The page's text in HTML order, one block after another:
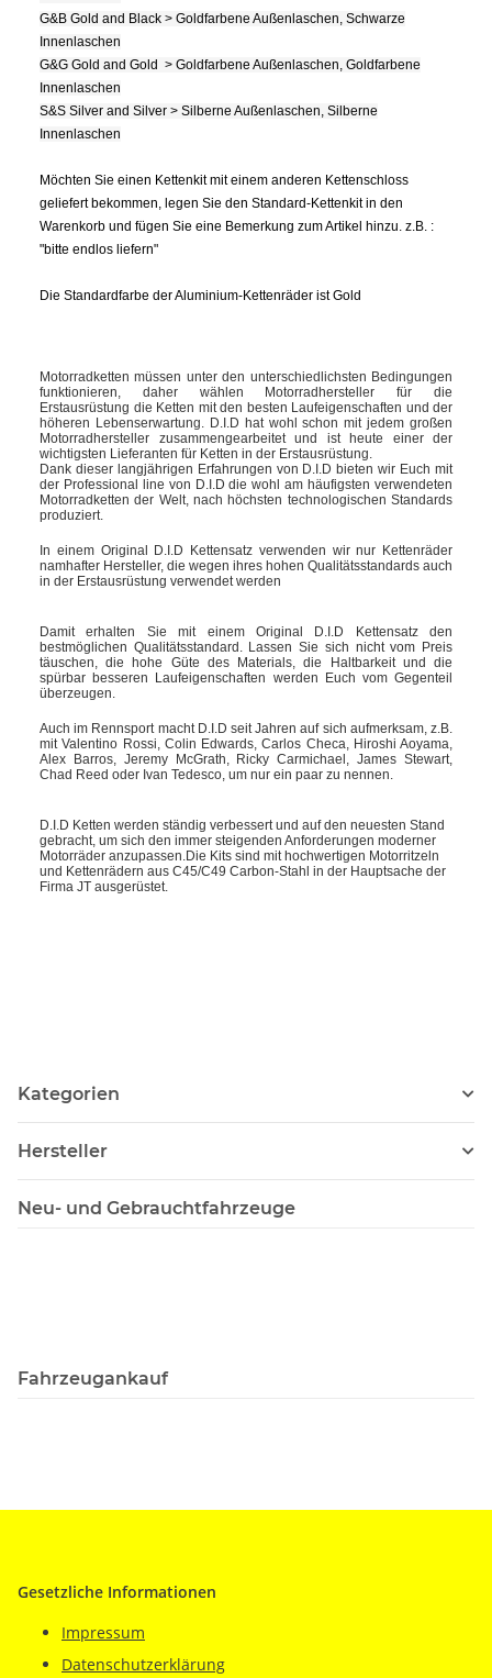
G&B Gold and Black > Goldfarbene Außenlaschen, Schwarze
Innenlaschen
G&G Gold and Gold > Goldfarbene Außenlaschen, Goldfarbene
Innenlaschen
S&S Silver and Silver > Silberne Außenlaschen, Silberne
Innenlaschen
Möchten Sie einen Kettenkit mit einem anderen Kettenschloss
geliefert bekommen, legen Sie den Standard-Kettenkit in den
Warenkorb und fügen Sie eine Bemerkung zum Artikel hinzu. z.B. :
"bitte endlos liefern"
Die Standardfarbe der Aluminium-Kettenräder ist Gold
Motorradketten müssen unter den unterschiedlichsten Bedingungen
funktionieren, daher wählen Motorradhersteller für die
Erstausrüstung die Ketten mit den besten Laufeigenschaften und der
höheren Lebenserwartung. D.I.D hat wohl schon mit jedem großen
Motorradhersteller zusammengearbeitet und ist heute einer der
wichtigsten Lieferanten für Ketten in der Erstausrüstung.
Dank dieser langjährigen Erfahrungen von D.I.D bieten wir Euch mit
der Professional line von D.I.D die wohl am häufigsten verwendeten
Motorradketten der Welt, nach höchsten technologischen Standards
produziert.
In einem Original D.I.D Kettensatz verwenden wir nur Kettenräder
namhafter Hersteller, die wegen ihres hohen Qualitätsstandards auch
in der Erstausrüstung verwendet werden
Damit erhalten Sie mit einem Original D.I.D Kettensatz den
bestmöglichen Qualitätsstandard. Lassen Sie sich nicht vom Preis
täuschen, die hohe Güte des Materials, die Haltbarkeit und die
spürbar besseren Laufeigenschaften werden Euch vom Gegenteil
überzeugen.
Auch im Rennsport macht D.I.D seit Jahren auf sich aufmerksam, z.B.
mit Valentino Rossi, Colin Edwards, Carlos Checa, Hiroshi Aoyama,
Alex Barros, Jeremy McGrath, Ricky Carmichael, James Stewart,
Chad Reed oder Ivan Tedesco, um nur ein paar zu nennen.
D.I.D Ketten werden ständig verbessert und auf den neuesten Stand
gebracht, um sich den immer steigenden Anforderungen moderner
Motorräder anzupassen.Die Kits sind mit hochwertigen Motorritzeln
und Kettenrädern aus C45/C49 Carbon-Stahl in der Hauptsache der
Firma JT ausgerüstet.
Kategorien
Hersteller
Neu- und Gebrauchtfahrzeuge
Fahrzeugankauf
Gesetzliche Informationen
Impressum
Datenschutzerklärung